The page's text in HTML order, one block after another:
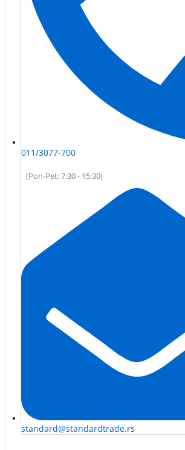
011/3077-700
(Pon-Pet: 7:30 - 15:30)
standard@standardtrade.rs